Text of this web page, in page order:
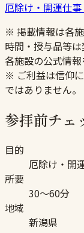
厄除け・開運仕
※ 掲載情報は各
時間・授与品等
各施設の公式情報
※ ご利益は信仰
ではありません。
参拝前チェ
目的
厄除け・開
所要
30〜60分
地域
新潟県